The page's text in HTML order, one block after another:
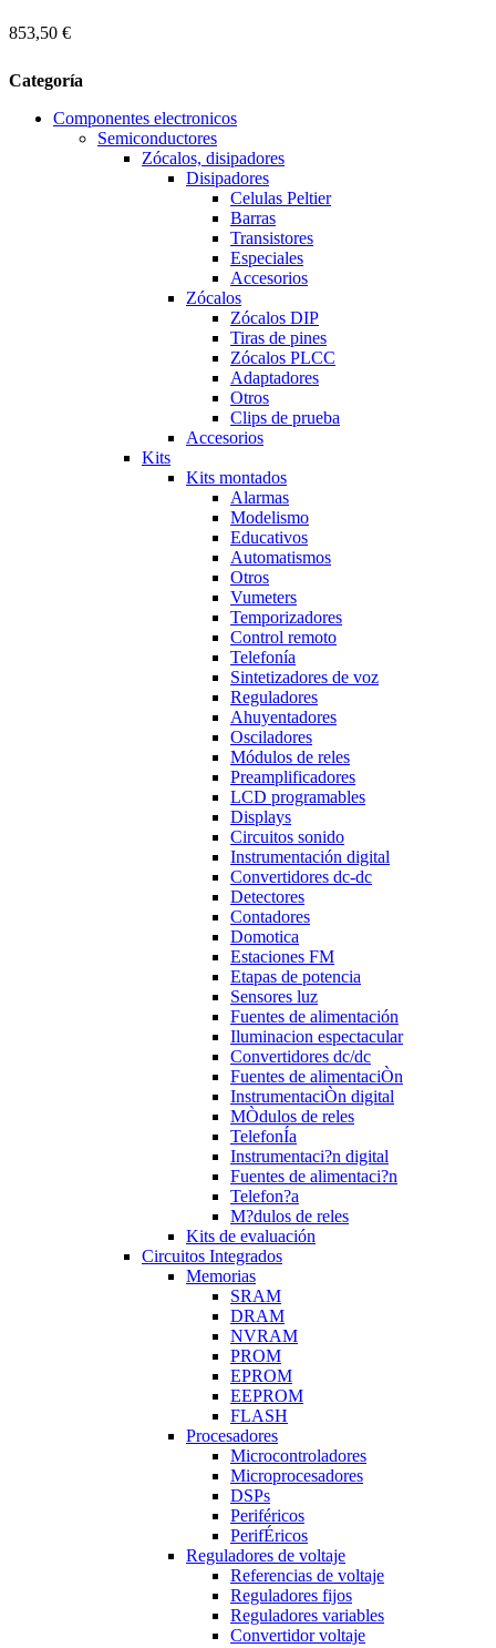
853,50 €
Categoría
Componentes electronicos
Semiconductores
Zócalos, disipadores
Disipadores
Celulas Peltier
Barras
Transistores
Especiales
Accesorios
Zócalos
Zócalos DIP
Tiras de pines
Zócalos PLCC
Adaptadores
Otros
Clips de prueba
Accesorios
Kits
Kits montados
Alarmas
Modelismo
Educativos
Automatismos
Otros
Vumeters
Temporizadores
Control remoto
Telefonía
Sintetizadores de voz
Reguladores
Ahuyentadores
Osciladores
Módulos de reles
Preamplificadores
LCD programables
Displays
Circuitos sonido
Instrumentación digital
Convertidores dc-dc
Detectores
Contadores
Domotica
Estaciones FM
Etapas de potencia
Sensores luz
Fuentes de alimentación
Iluminacion espectacular
Convertidores dc/dc
Fuentes de alimentaciÒn
InstrumentaciÒn digital
MÒdulos de reles
TelefonÍa
Instrumentaci?n digital
Fuentes de alimentaci?n
Telefon?a
M?dulos de reles
Kits de evaluación
Circuitos Integrados
Memorias
SRAM
DRAM
NVRAM
PROM
EPROM
EEPROM
FLASH
Procesadores
Microcontroladores
Microprocesadores
DSPs
Periféricos
PerifÉricos
Reguladores de voltaje
Referencias de voltaje
Reguladores fijos
Reguladores variables
Convertidor voltaje